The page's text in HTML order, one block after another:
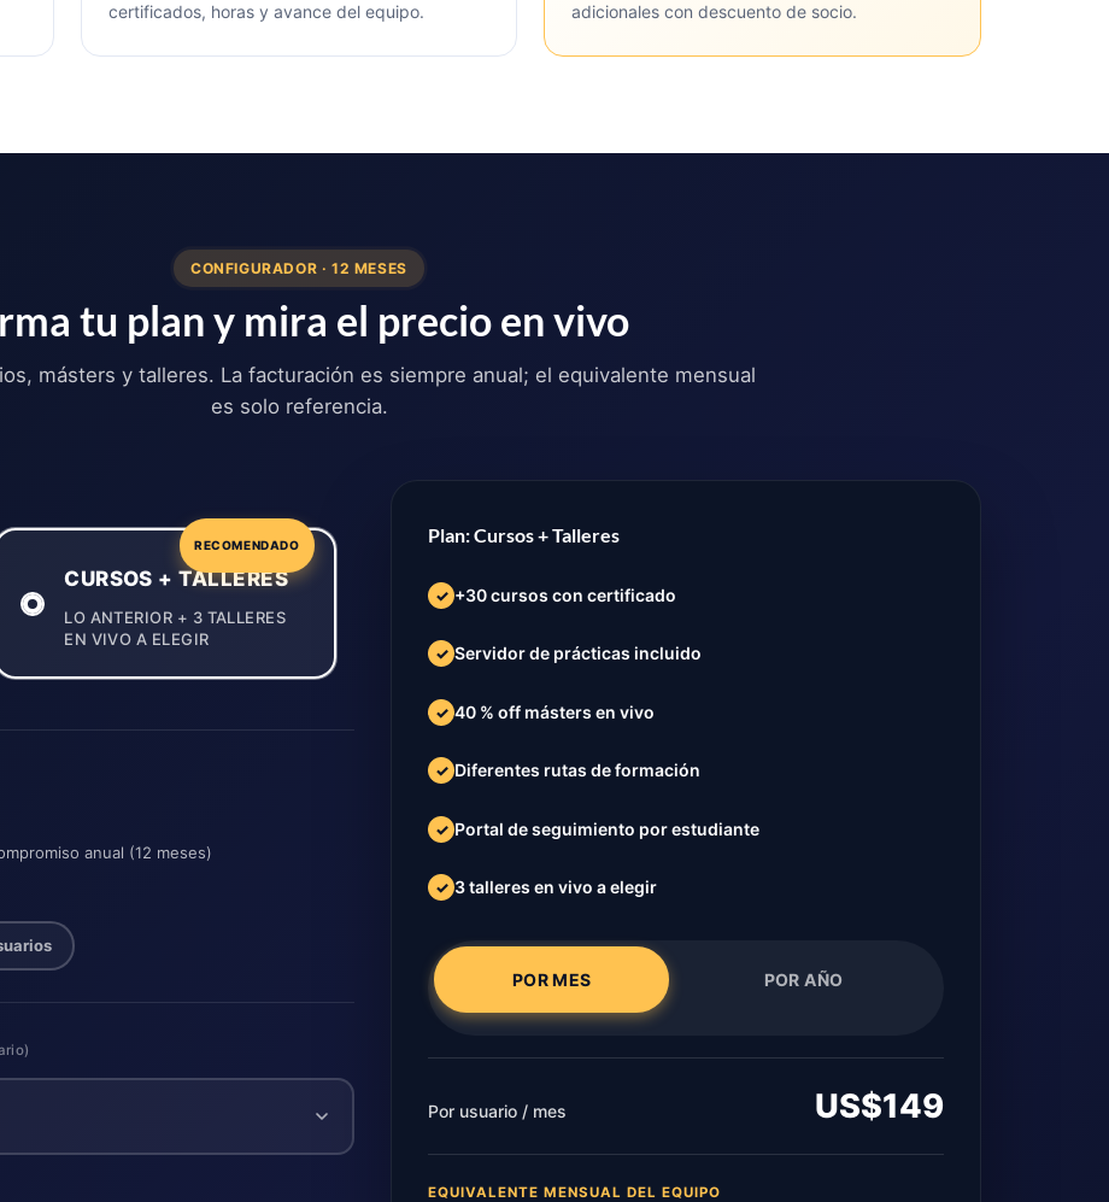
certificados, horas y avance del equipo.
adicionales con descuento de socio.
CONFIGURADOR · 12 MESES
tu plan y mira el precio en vivo
másters y talleres. La facturación es siempre anual; el equivalente mensual
es solo referencia.
RECOMENDADO
CURSOS + TALLERES
LO ANTERIOR + 3 TALLERES
EN VIVO A ELEGIR
anual (12 meses)
Plan: Cursos + Talleres
✓ +30 cursos con certificado
✓ Servidor de prácticas incluido
✓ 40 % off másters en vivo
✓ Diferentes rutas de formación
✓ Portal de seguimiento por estudiante
✓ 3 talleres en vivo a elegir
POR MES POR AÑO
Por usuario / mes US$149
EQUIVALENTE MENSUAL DEL EQUIPO